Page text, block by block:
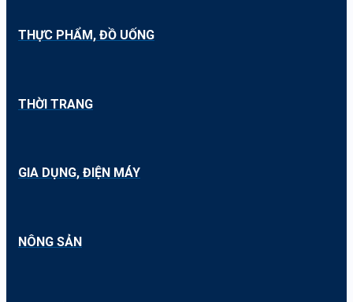
THỰC PHẨM, ĐỒ UỐNG
THỜI TRANG
GIA DỤNG, ĐIỆN MÁY
NÔNG SẢN